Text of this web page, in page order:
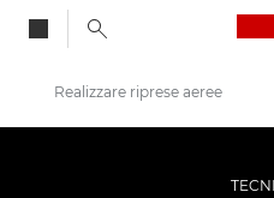
Fotografia e video
Realizzare riprese aeree